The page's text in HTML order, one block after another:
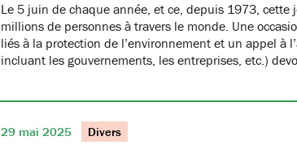
Le 5 juin de chaque année, et ce, depuis 1973, cette
millions de personnes à travers le monde. Une
liés à la protection de l’environnement et un appel à
incluant les gouvernements, les entreprises, etc.)
29 mai 2025 Divers